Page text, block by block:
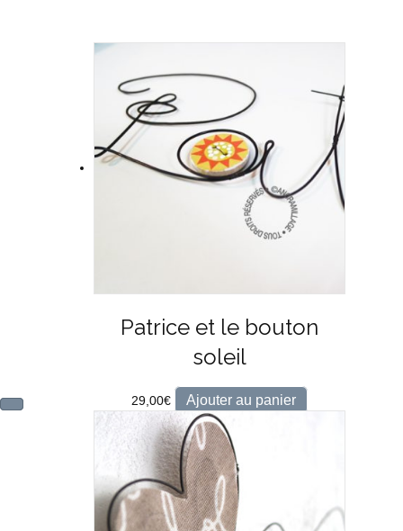
Patrice et le bouton
soleil
29,00€ Ajouter au panier